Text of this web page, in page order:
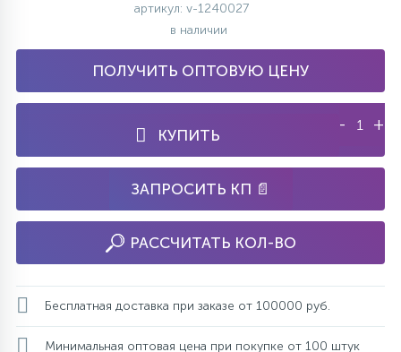
артикул: v-1240027
в наличии
ПОЛУЧИТЬ ОПТОВУЮ ЦЕНУ
КУПИТЬ
- +
ЗАПРОСИТЬ КП 📄
РАССЧИТАТЬ КОЛ-ВО
Бесплатная доставка при заказе от 100000 руб.
Минимальная оптовая цена при покупке от 100 штук